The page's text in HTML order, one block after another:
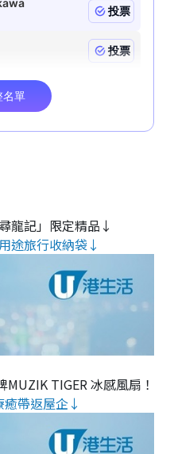
龍記」限定精品↓
途旅行收納袋↓
MUZIK TIGER 冰感風扇！
帶返屋企↓